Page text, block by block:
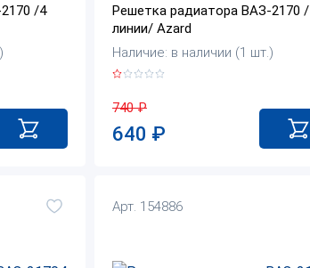
/4
Решетка радиатора ВАЗ-2170 /
линии/ Azard
Наличие: в наличии (1 шт.)
740₽
640 ₽
Арт. 154886